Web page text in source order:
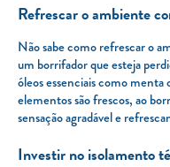
Refrescar o ambiente
Não sabe como refrescar o
um borrifador que esteja
óleos essenciais como
elementos são frescos, ao
sensação agradável e
Investir no isolamento